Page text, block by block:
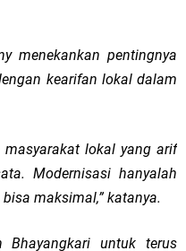
menekankan pentingnya
kearifan lokal dalam
lokal yang arif
Modernisasi hanyalah
maksimal,” katanya.
Bhayangkari untuk terus